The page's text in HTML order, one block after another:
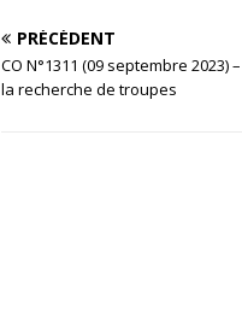
PRÉCÉDENT
CO N°1311 (09 septembre 2023)
la recherche de troupes